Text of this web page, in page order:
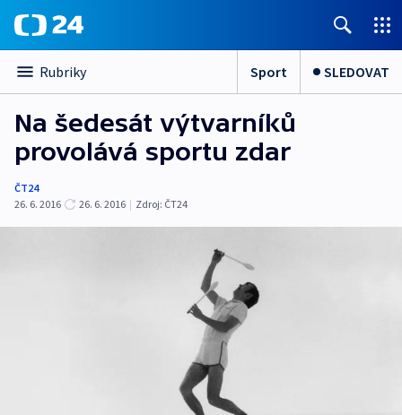
Rubriky Sport SLEDOVAT
Na šedesát výtvarníků
provolává sportu zdar
ČT24
26. 6. 2016
26. 6. 2016 | Zdroj: ČT24